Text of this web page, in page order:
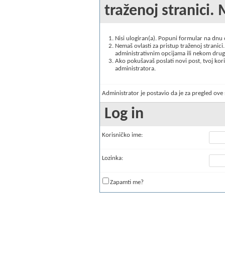
traženoj stranici.
Nisi ulogiran(a). Popuni formular na
Nemaš ovlasti za pristup traženoj
administrativnim opcijama ili nekom
Ako pokušavaš poslati novi post, tvoj
administratora.
Administrator je postavio da je za pregled
Log in
Korisničko ime:
Lozinka:
Zapamti me?